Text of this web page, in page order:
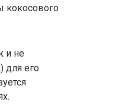
кокосового
и не
для его